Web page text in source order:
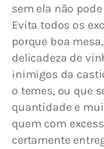
sem ela não
Evita todos os
porque boa
delicadeza de
inimigos da
o temes, ou que
quantidade e
quem com
certamente